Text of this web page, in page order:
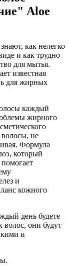
Aloe
как нелегко
и как трудно
для мытья.
известная
для жирных
каждый
жирного
не
Формула
который
и
кожного
день будете
волос, они будут
и